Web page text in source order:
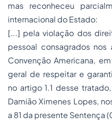
mas reconheceu
internacional do Estado:
[...] pela violação dos
pessoal consagrados
Convenção Americana,
geral de respeitar e
no artigo 1.1 desse
Damião Ximenes Lopes,
a 81 da presente Sentença